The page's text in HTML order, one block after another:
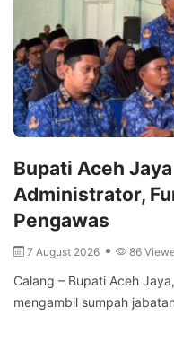
Bupati Aceh
Administrator,
Pengawas
7 August 2026 86
Calang – Bupati Aceh
mengambil sumpah